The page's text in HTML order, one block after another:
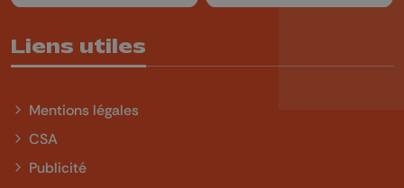
Liens utiles
Mentions légales
CSA
Publicité